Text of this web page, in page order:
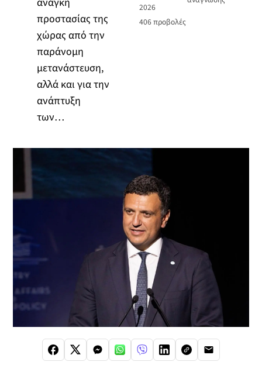
προστασίας της
χώρας από την
παράνομη
μετανάστευση,
αλλά και για την
ανάπτυξη
των…
2026
406προβολές